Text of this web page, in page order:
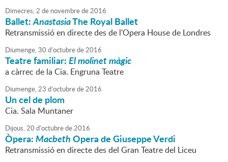
Dimecres,2 de novembrede2016
Ballet:AnastasiaThe Royal Ballet
Retransmissió en directe des de l'Opera House de Londres
Diumenge,30 d'octubrede2016
Teatre familiar:El molinet màgic
a càrrec de la Cia. Engruna Teatre
Diumenge,23 d'octubrede2016
Un cel de plom
Cia. Sala Muntaner
Dijous,20 d'octubrede2016
Òpera:MacbethOpera de Giuseppe Verdi
Retransmissió en directe des del Gran Teatre del Liceu